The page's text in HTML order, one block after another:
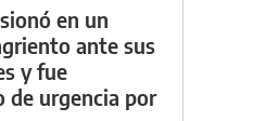
en un
ante sus
y fue
de urgencia por